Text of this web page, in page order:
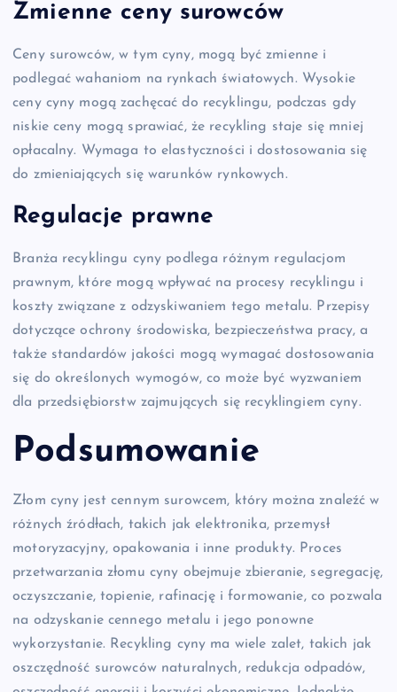
Zmienne ceny surowców
Ceny surowców, w tym cyny, mogą być zmienne i
podlegać wahaniom na rynkach światowych. Wysokie
ceny cyny mogą zachęcać do recyklingu, podczas gdy
niskie ceny mogą sprawiać, że recykling staje się mniej
opłacalny. Wymaga to elastyczności i dostosowania się
do zmieniających się warunków rynkowych.
Regulacje prawne
Branża recyklingu cyny podlega różnym regulacjom
prawnym, które mogą wpływać na procesy recyklingu i
koszty związane z odzyskiwaniem tego metalu. Przepisy
dotyczące ochrony środowiska, bezpieczeństwa pracy, a
także standardów jakości mogą wymagać dostosowania
się do określonych wymogów, co może być wyzwaniem
dla przedsiębiorstw zajmujących się recyklingiem cyny.
Podsumowanie
Złom cyny jest cennym surowcem, który można znaleźć w
różnych źródłach, takich jak elektronika, przemysł
motoryzacyjny, opakowania i inne produkty. Proces
przetwarzania złomu cyny obejmuje zbieranie, segregację,
oczyszczanie, topienie, rafinację i formowanie, co pozwala
na odzyskanie cennego metalu i jego ponowne
wykorzystanie. Recykling cyny ma wiele zalet, takich jak
oszczędność surowców naturalnych, redukcja odpadów,